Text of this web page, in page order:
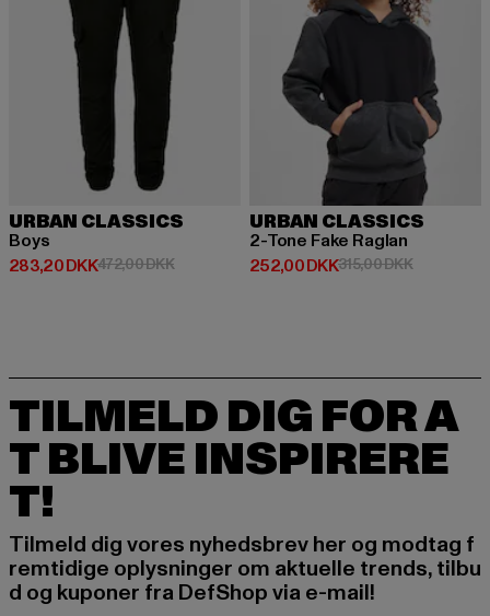
URBAN CLASSICS
Boys
283,20 DKK
Nuværende pris: 283,20 DKK
472,00 DKKKampagnepris: 472,00 DKK
URBAN CLASSICS
2-Tone Fake Raglan
252,00 DKK
Nuværende pris: 252,00 DKK
315,00 DKK
TILMELD DIG FOR A
T BLIVE INSPIRERE
T!
Tilmeld dig vores nyhedsbrev her og modtag f
remtidige oplysninger om aktuelle trends, tilbu
d og kuponer fra DefShop via e-mail!